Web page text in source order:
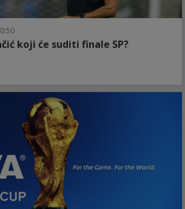
koji će suditi finale SP?